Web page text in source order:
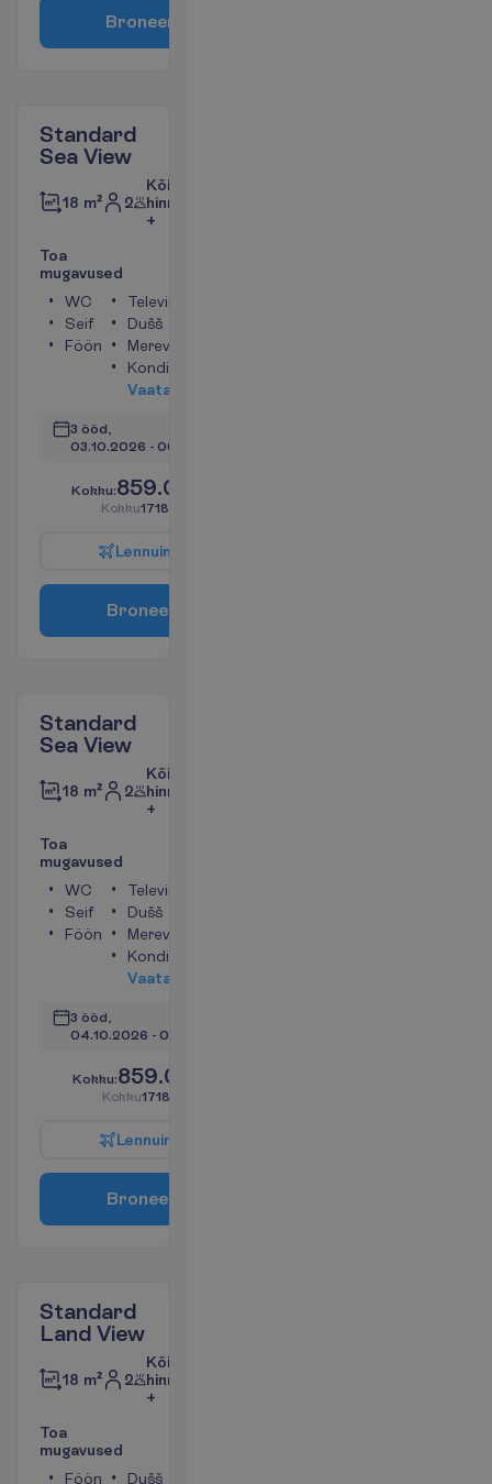
Broneer
Standard
Sea View
18 m² 2
Kõik
hinnas
+
Toa
mugavused
WC
Seif
Föön
Televiisor
Dušš
Merevaade
Konditsioneer
Vaata
3 ööd,
03.10.2026 - 06.10.2026
Kokku:859.00
Kokku1718.00
Lennuin
Broneer
Standard
Sea View
18 m² 2
Kõik
hinnas
+
Toa
mugavused
WC
Seif
Föön
Televiisor
Dušš
Merevaade
Konditsioneer
Vaata
3 ööd,
04.10.2026 - 07.10.2026
Kokku:859.00
Kokku1718.00
Lennuin
Bronee
Standard
Land View
18 m² 2
Kõik
hinnas
+
Toa
mugavused
Föön
Dušš